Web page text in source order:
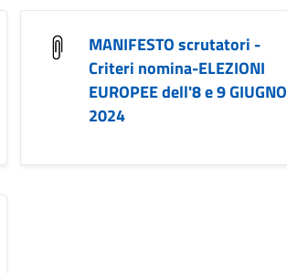
MANIFESTO scrutatori -
Criteri nomina-ELEZIONI
EUROPEE dell'8 e 9 GIUGNO
2024